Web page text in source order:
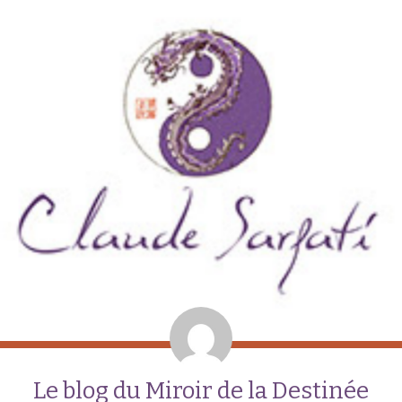
Le blog du Miroir de la Destinée